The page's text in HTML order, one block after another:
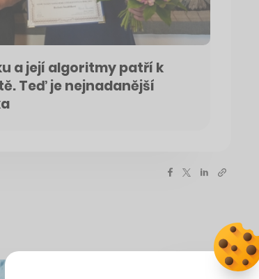
a její algoritmy patří k
Teď je nejnadanější